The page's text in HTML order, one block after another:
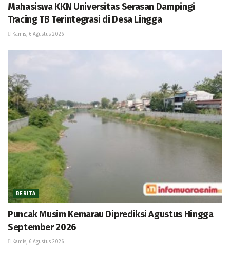
Mahasiswa KKN Universitas Serasan Dampingi
Tracing TB Terintegrasi di Desa Lingga
Kamis, 6 Agustus 2026
BERITA
Puncak Musim Kemarau Diprediksi Agustus Hingga
September 2026
Kamis, 6 Agustus 2026